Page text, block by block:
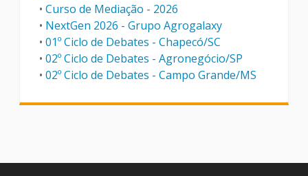
• Curso de Mediação - 2026
• NextGen 2026 - Grupo Agrogalaxy
• 01º Ciclo de Debates - Chapecó/SC
• 02º Ciclo de Debates - Agronegócio/SP
• 02º Ciclo de Debates - Campo Grande/MS